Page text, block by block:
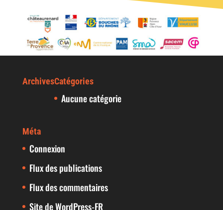
ArchivesCatégories
Aucune catégorie
Méta
Connexion
Flux des publications
Flux des commentaires
Site de WordPress-FR